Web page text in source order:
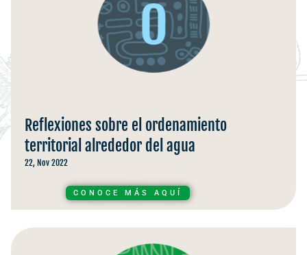
Reflexiones sobre el ordenamiento
territorial alrededor del agua
22, Nov 2022
CONOCE MÁS AQUÍ